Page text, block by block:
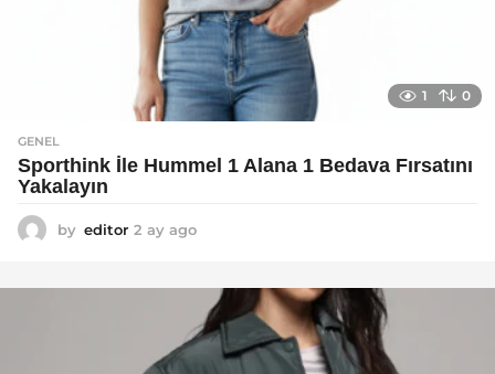
1 0
GENEL
Sporthink İle Hummel 1 Alana 1 Bedava Fırsatını
Yakalayın
by editor 2 ay ago
a
g
o